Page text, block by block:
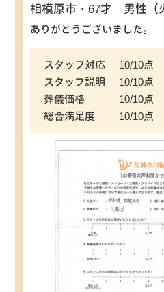
相模原市・67才 男性（
ありがとうございました。
スタッフ対応
10/10点
スタッフ説明
10/10点
葬儀価格
10/10点
総合満足度
10/10点